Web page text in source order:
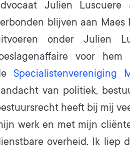
Julien Luscuere
blijven aan
onder Julien
voor
Specialistenvereniging
van politiek,
heeft bij mij
werk en met mijn
overheid. Ik liep